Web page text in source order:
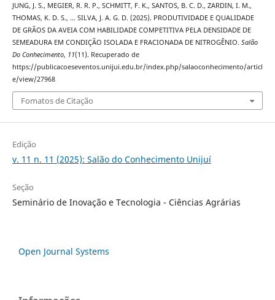
JUNG, J. S., MEGIER, R. R. P., SCHMITT, F. K., SANTOS, B. C. D., ZARDIN, I. M.,
THOMAS, K. D. S., … SILVA, J. A. G. D. (2025). PRODUTIVIDADE E QUALIDADE
DE GRÃOS DA AVEIA COM HABILIDADE COMPETITIVA PELA DENSIDADE DE
SEMEADURA EM CONDIÇÃO ISOLADA E FRACIONADA DE NITROGÊNIO. Salão
Do Conhecimento, 11(11). Recuperado de
https://publicacoeseventos.unijui.edu.br/index.php/salaoconhecimento/articl
e/view/27968
Fomatos de Citação
Edição
v. 11 n. 11 (2025): Salão do Conhecimento Unijuí
Seção
Seminário de Inovação e Tecnologia - Ciências Agrárias
Open Journal Systems